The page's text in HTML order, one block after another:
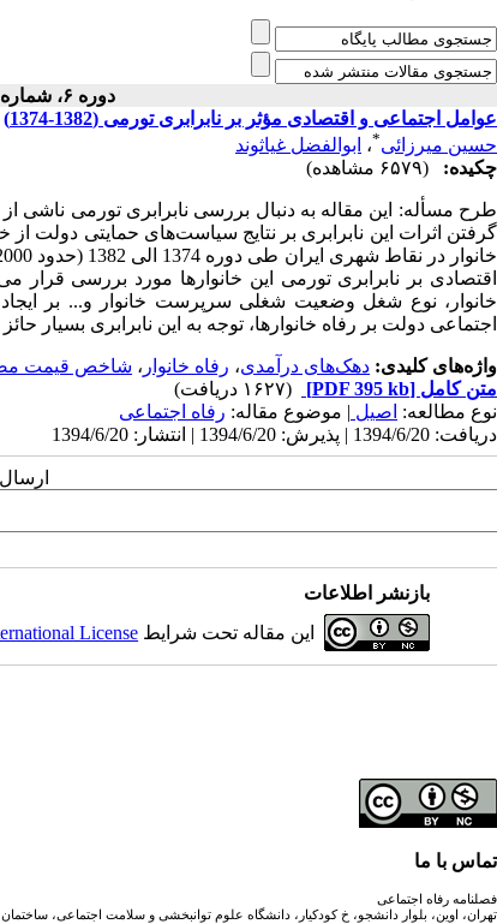
دوره ۶، شماره ۲۴ - ( بهار ۱۳۸۶ )
عوامل اجتماعی و اقتصادی مؤثر بر نابرابری تورمی (1382-1374)
حسین میرزائی*، ابوالفضل غیاثوند
چکیده:
(۶۵۷۹ مشاهده)
طرح مسأله: این مقاله به دنبال بررسی نابرابری تورمی ناشی
گرفتن اثرات این نابرابری بر نتایج سیاست‌های حمایتی دولت
اقتصادی بر نابرابری تورمی این خانوارها مورد بررسی قرار
خانوار، نوع شغل وضعیت شغلی سرپرست خانوار و... بر
اجتماعی دولت بر رفاه خانوارها، توجه به این نابرابری بسیار
واژه‌های کلیدی: دهک‌های درآمدی، رفاه خانوار ، شاخص قیمت
متن کامل [PDF 395 kb]
(۱۶۲۷ دریافت)
نوع مطالعه: اصیل | موضوع مقاله: رفاه اجتماعی
دریافت: 1394/6/20 | پذیرش: 1394/6/20 | انتشار: 1394/6/20
بازنشر اطلاعات
این مقاله تحت شرایط License
تماس با ما
فصلنامه رفاه اجتماعی
تهران، اوین، بلوار دانشجو، خ کودکیار، دانشگاه علوم توانبخشی و سلامت اجتماعی، ساختمان